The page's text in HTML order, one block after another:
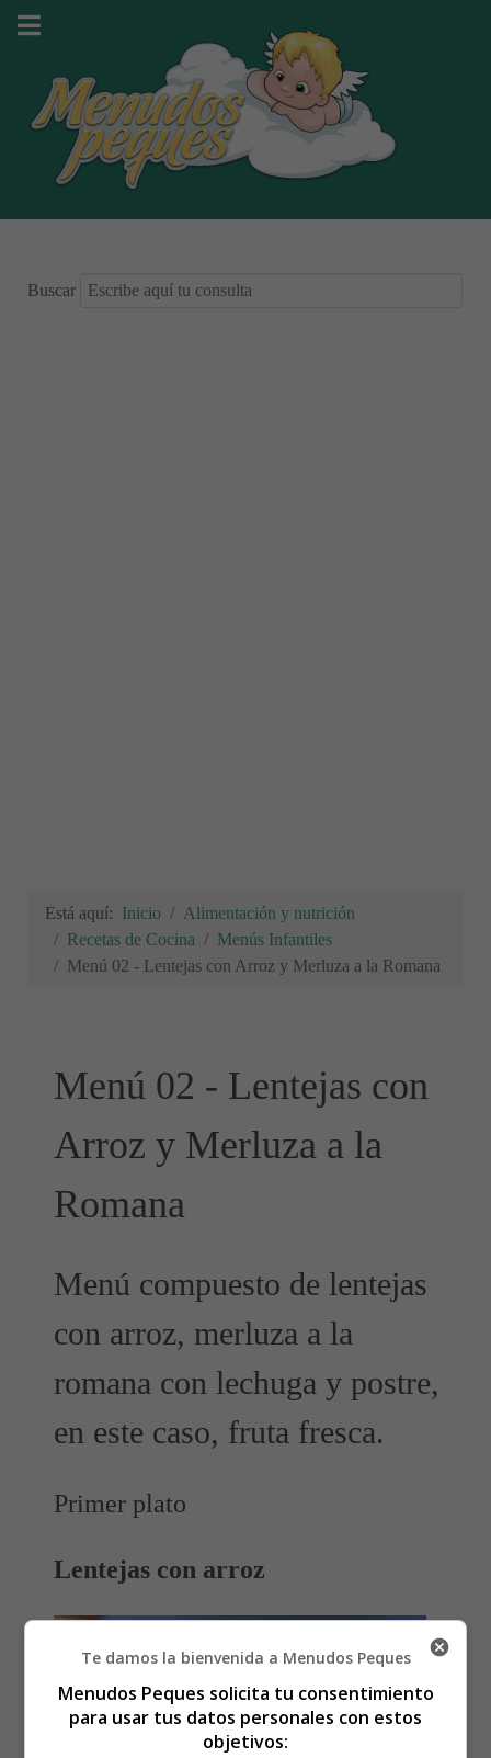
Buscar
Está aquí: Inicio
Alimentación y nutrición
Recetas de Cocina
Menús Infantiles
Menú 02 - Lentejas con Arroz y Merluza a la Romana
Menú 02 - Lentejas con
Arroz y Merluza a la
Romana
Menú compuesto de lentejas
con arroz, merluza a la
romana con lechuga y postre,
en este caso, fruta fresca.
Primer plato
Lentejas con arroz
Te damos la bienvenida a Menudos Peques
Menudos Peques solicita tu consentimiento
para usar tus datos personales con estos
objetivos: